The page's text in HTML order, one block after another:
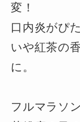
変！
口内炎がぴ
いや紅茶の
に。
フルマラソ